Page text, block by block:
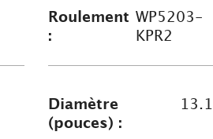
Roulement
:
WP5203-
KPR2
Diamètre
(pouces) :
13.1